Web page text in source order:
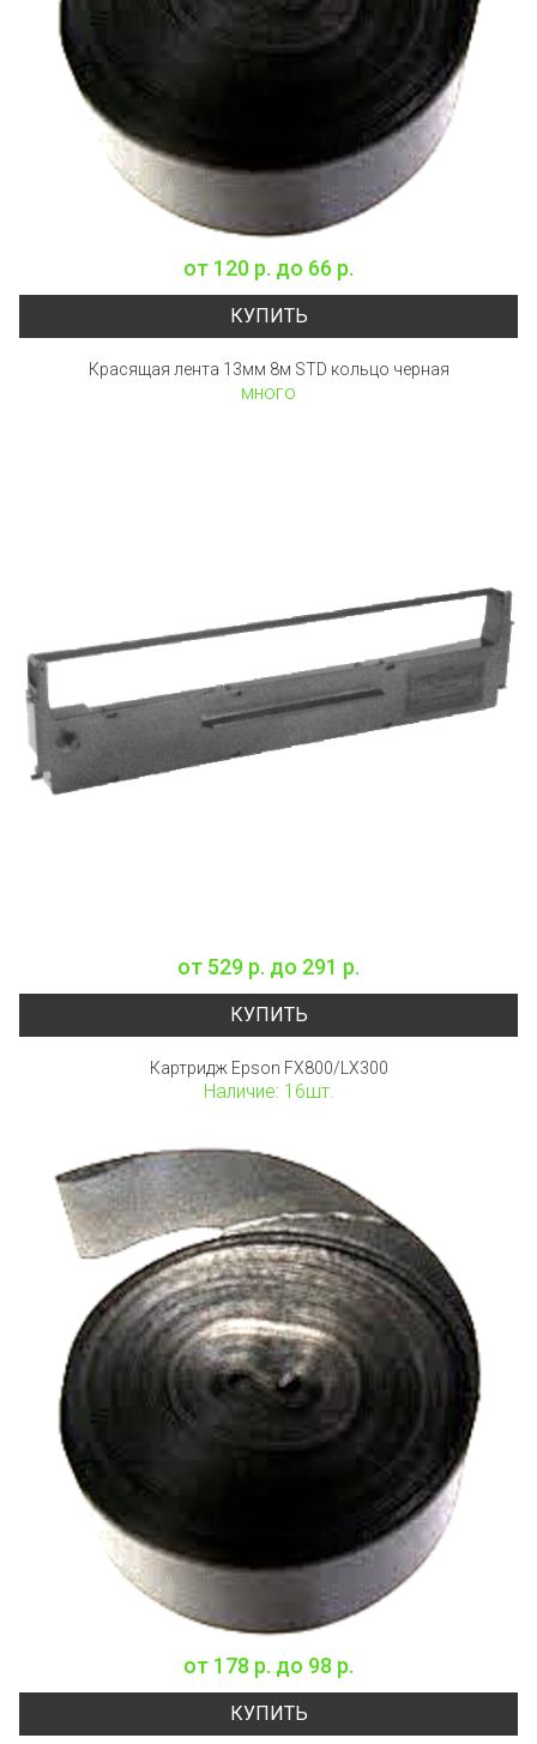
от 120 р. до 66 р.
КУПИТЬ
Красящая лента 13мм 8м STD кольцо черная
много
от 529 р. до 291 р.
КУПИТЬ
Картридж Epson FX800/LX300
Наличие: 16шт.
от 178 р. до 98 р.
КУПИТЬ